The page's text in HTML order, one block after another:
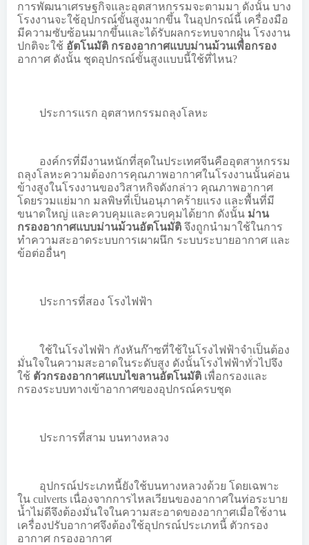
การพัฒนาเศรษฐกิจและอุตสาหกรรมจะตามมา ดังนั้น บาง
โรงงานจะใช้อุปกรณ์ขั้นสูงมากขึ้น ในอุปกรณ์นี้ เครื่องมือ
มีความซับซ้อนมากขึ้นและได้รับผลกระทบจากฝุ่น โรงงาน
ปกติจะใช้ อัตโนมัติ กรองอากาศแบบม่านม้วนเพื่อกรอง
อากาศ ดังนั้น ชุดอุปกรณ์ขั้นสูงแบบนี้ใช้ที่ไหน?
ประการแรก อุตสาหกรรมถลุงโลหะ
องค์กรที่มีงานหนักที่สุดในประเทศจีนคืออุตสาหกรรม
ถลุงโลหะความต้องการคุณภาพอากาศในโรงงานนั้นค่อน
ข้างสูงในโรงงานของวิสาหกิจดังกล่าว คุณภาพอากาศ
โดยรวมแย่มาก มลพิษที่เป็นอนุภาคร้ายแรง และพื้นที่มี
ขนาดใหญ่ และควบคุมและควบคุมได้ยาก ดังนั้น ม่าน
กรองอากาศแบบม่านม้วนอัตโนมัติ จึงถูกนำมาใช้ในการ
ทำความสะอาดระบบการเผาผนึก ระบบระบายอากาศ และ
ข้อต่ออื่นๆ
ประการที่สอง โรงไฟฟ้า
ใช้ในโรงไฟฟ้า กังหันก๊าซที่ใช้ในโรงไฟฟ้าจำเป็นต้อง
มั่นใจในความสะอาดในระดับสูง ดังนั้นโรงไฟฟ้าทั่วไปจึง
ใช้ ตัวกรองอากาศแบบไขลานอัตโนมัติ เพื่อกรองและ
กรองระบบทางเข้าอากาศของอุปกรณ์ครบชุด
ประการที่สาม บนทางหลวง
อุปกรณ์ประเภทนี้ยังใช้บนทางหลวงด้วย โดยเฉพาะ
ใน culverts เนื่องจากการไหลเวียนของอากาศในท่อระบาย
น้ำไม่ดีจึงต้องมั่นใจในความสะอาดของอากาศเมื่อใช้งาน
เครื่องปรับอากาศจึงต้องใช้อุปกรณ์ประเภทนี้ ตัวกรอง
อากาศ กรองอากาศ